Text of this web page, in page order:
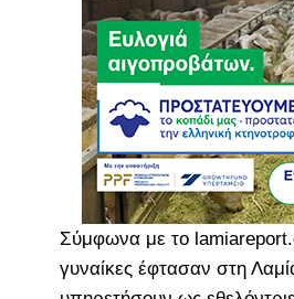
Σύμφωνα με το
γυναίκες έφτασαν στη